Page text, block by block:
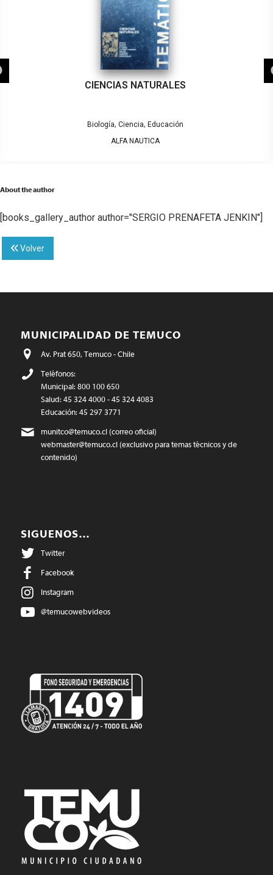
CIENCIAS NATURALES
Biología, Ciencia, Educación
ALFA NAUTICA
About the author
[books_gallery_author author="SERGIO PRENAFETA JENKIN"]
Volver
MUNICIPALIDAD DE TEMUCO
Av. Prat 650, Temuco - Chile
Teléfonos:
Municipal: 800 100 650
Salud: 45 324 4000 - 45 324 4083
Educación: 45 297 3771
munitco@temuco.cl(correo oficial)
webmaster@temuco.cl(exclusivo para temas técnicos y de
contenido)
SIGUENOS…
Twitter
Facebook
Instagram
@temucowebvideos